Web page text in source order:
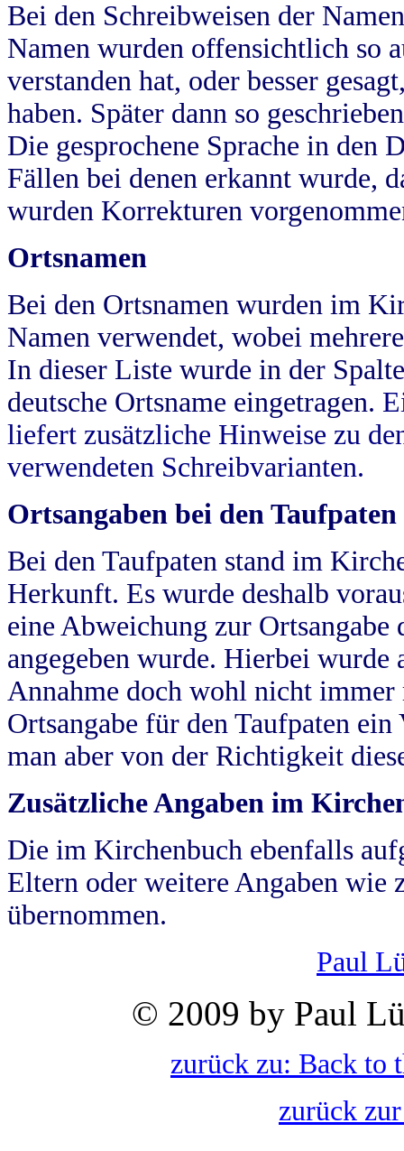
Bei den Schreibweisen der
Namen wurden offensichtlich so
verstanden hat, oder besser
haben. Später dann so
Die gesprochene Sprache in
Fällen bei denen erkannt wurde,
wurden Korrekturen
Ortsnamen
Bei den Ortsnamen wurden im
Namen verwendet, wobei
In dieser Liste wurde in der
deutsche Ortsname eingetragen.
liefert zusätzliche Hinweise zu
verwendeten Schreibvarianten.
Ortsangaben bei den Taufpaten
Bei den Taufpaten stand im
Herkunft. Es wurde deshalb
eine Abweichung zur
angegeben wurde. Hierbei wurde
Annahme doch wohl nicht
Ortsangabe für den Taufpaten
man aber von der Richtigkeit
Zusätzliche Angaben im
Die im Kirchenbuch ebenfalls
Eltern oder weitere Angaben wie
übernommen.
Paul
© 2009 by Paul
zurück zu: Back to
zurück